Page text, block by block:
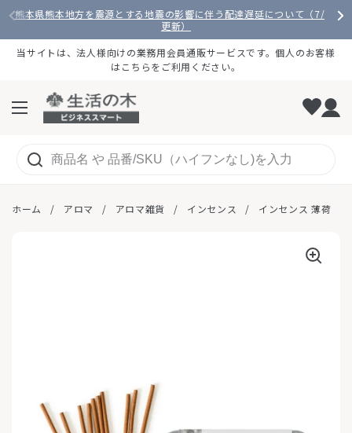
コンテンツへスキップ
熊本県熊本地方を震源とする地震の影響に伴う配達遅延について（7/28
更新）
当サイトは、法人様向けの業務用会員通販サービスです。個人のお客様
はこちらをご利用ください。
メニューを開く
ホーム / アロマ / アロマ雑貨 / インセンス / インセンス 薄荷 （